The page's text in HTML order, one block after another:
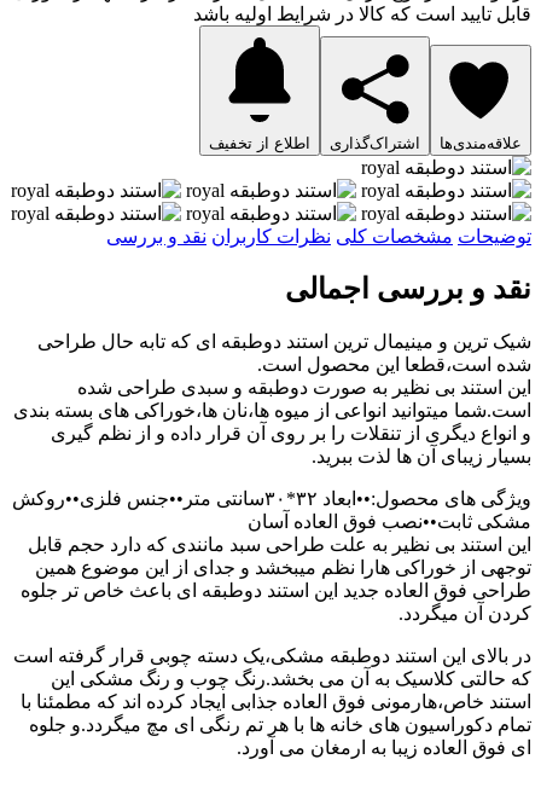
قابل تایید است که کالا در شرایط اولیه باشد
علاقه‌مندی‌ها اشتراک‌گذاری اطلاع از تخفیف
توضیحات مشخصات کلی نظرات کاربران نقد و بررسی
نقد و بررسی اجمالی
شیک ترین و مینیمال ترین استند دوطبقه ای که تابه حال طراحی
شده است،قطعا این محصول است.
این استند بی نظیر به صورت دوطبقه و سبدی طراحی شده
است.شما میتوانید انواعی از میوه ها،نان ها،خوراکی های بسته بندی
و انواع دیگری از تنقلات را بر روی آن قرار داده و از نظم گیری
بسیار زیبای آن ها لذت ببرید.
ویژگی های محصول:••ابعاد ۳۲*۳۰سانتی متر••جنس فلزی••روکش
مشکی ثابت••نصب فوق العاده آسان
این استند بی نظیر به علت طراحی سبد مانندی که دارد حجم قابل
توجهی از خوراکی هارا نظم میبخشد و جدای از این موضوع همین
طراحی فوق العاده جدید این استند دوطبقه ای باعث خاص تر جلوه
کردن آن میگردد.
در بالای این استند دوطبقه مشکی،یک دسته چوبی قرار گرفته است
که حالتی کلاسیک به آن می بخشد.رنگ چوب و رنگ مشکی این
استند خاص،هارمونی فوق العاده جذابی ایجاد کرده اند که مطمئنا با
تمام دکوراسیون های خانه ها با هر تم رنگی ای مچ میگردد.و جلوه
ای فوق العاده زیبا به ارمغان می آورد.